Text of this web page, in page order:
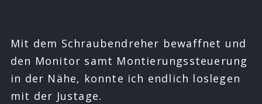
Mit dem Schraubendreher bewaffnet und
den Monitor samt Montierungssteuerung
in der Nähe, konnte ich endlich loslegen
mit der Justage.